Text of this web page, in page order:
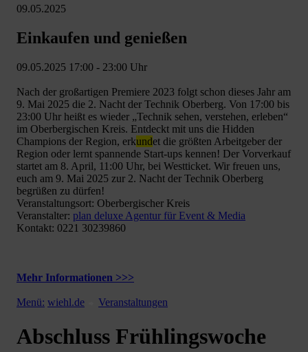
09.05.2025
Einkaufen und genießen
09.05.2025 17:00 - 23:00 Uhr
Nach der großartigen Premiere 2023 folgt schon dieses Jahr am
9. Mai 2025 die 2. Nacht der Technik Oberberg. Von 17:00 bis
23:00 Uhr heißt es wieder „Technik sehen, verstehen, erleben“
im Oberbergischen Kreis. Entdeckt mit uns die Hidden
Champions der Region, erkundet die größten Arbeitgeber der
Region oder lernt spannende Start-ups kennen! Der Vorverkauf
startet am 8. April, 11:00 Uhr, bei Westticket. Wir freuen uns,
euch am 9. Mai 2025 zur 2. Nacht der Technik Oberberg
begrüßen zu dürfen!
Veranstaltungsort: Oberbergischer Kreis
Veranstalter: plan deluxe Agentur für Event & Media
Kontakt: 0221 30239860
Mehr Informationen >>>
Menü: wiehl.de Veranstaltungen
Abschluss Frühlingswoche